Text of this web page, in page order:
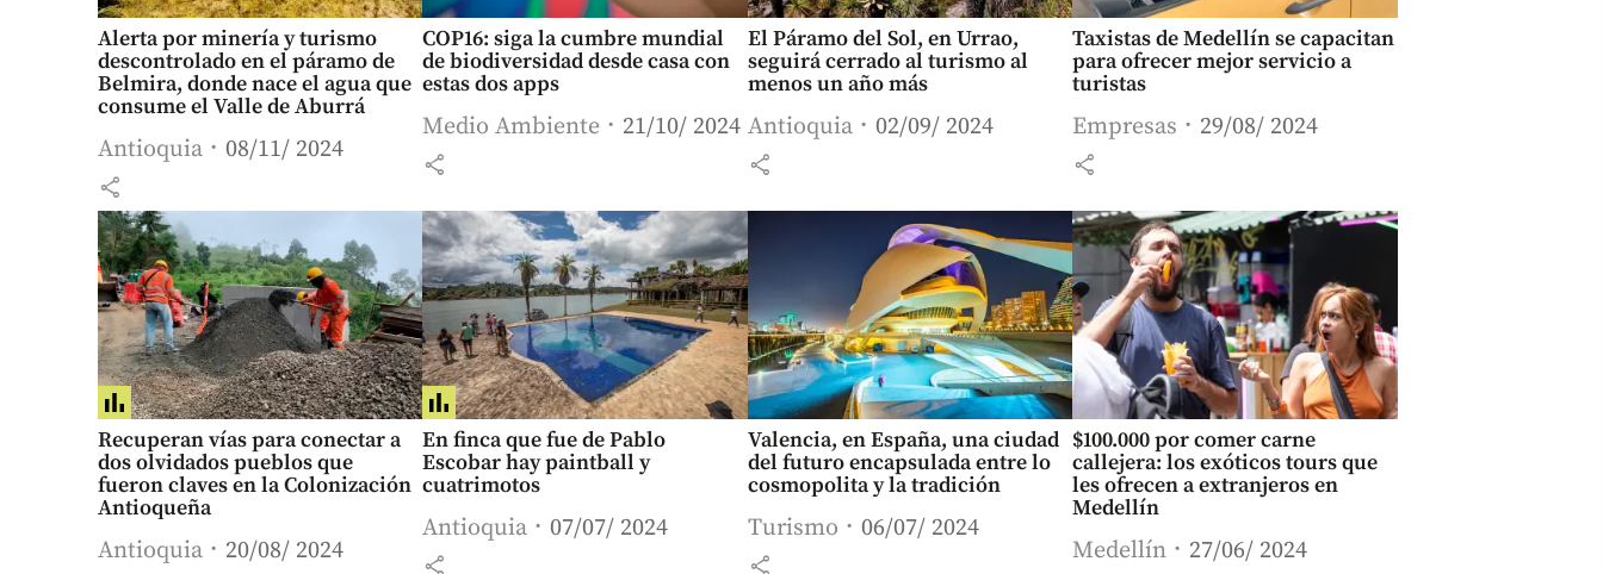
Alerta por minería y turismo
descontrolado en el páramo de
Belmira, donde nace el agua que
consume el Valle de Aburrá
Antioquia 08/11/ 2024
share
COP16: siga la cumbre mundial
de biodiversidad desde casa con
estas dos apps
Medio Ambiente 21/10/ 2024
share
El Páramo del Sol, en Urrao,
seguirá cerrado al turismo al
menos un año más
Antioquia 02/09/ 2024
share
Taxistas de Medellín se capacitan
para ofrecer mejor servicio a
turistas
Empresas 29/08/ 2024
share
Recuperan vías para conectar a
dos olvidados pueblos que
fueron claves en la Colonización
Antioqueña
Antioquia 20/08/ 2024
En finca que fue de Pablo
Escobar hay paintball y
cuatrimotos
Antioquia 07/07/ 2024
share
Valencia, en España, una ciudad
del futuro encapsulada entre lo
cosmopolita y la tradición
Turismo 06/07/ 2024
share
$100.000 por comer carne
callejera: los exóticos tours que
les ofrecen a extranjeros en
Medellín
Medellín 27/06/ 2024